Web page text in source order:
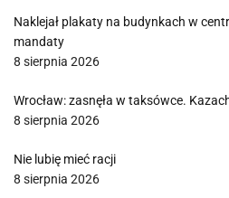
Naklejał plakaty na budynkach w
mandaty
8 sierpnia 2026
Wrocław: zasnęła w taksówce.
8 sierpnia 2026
Nie lubię mieć racji
8 sierpnia 2026